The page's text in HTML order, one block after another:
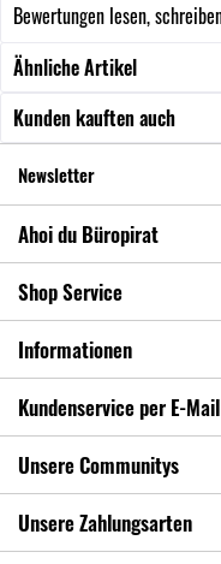
Bewertungen lesen,
Ähnliche Artikel
Kunden kauften auch
Newsletter
Ahoi du Büropirat
Shop Service
Informationen
Kundenservice per E-Mail
Unsere Communitys
Unsere Zahlungsarten